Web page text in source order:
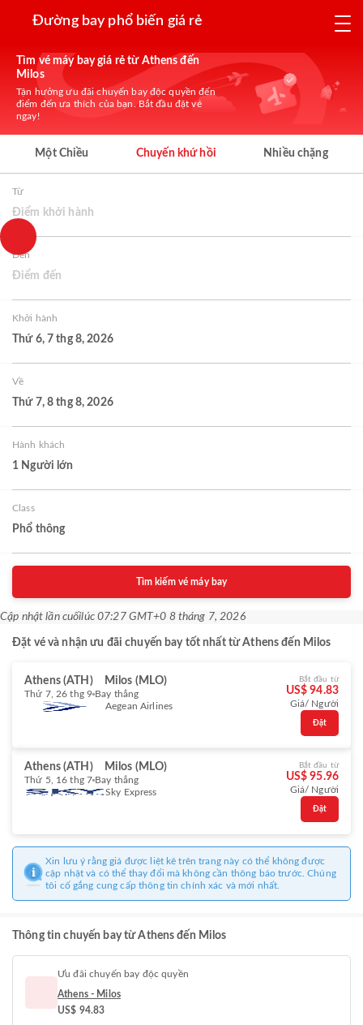
Đường bay phổ biến giá rẻ
Tìm vé máy bay giá rẻ từ Athens đến
Milos
Tận hưởng ưu đãi chuyến bay độc quyền đến
điểm đến ưa thích của bạn. Bắt đầu đặt vé
ngay!
Một Chiều Chuyến khứ hồi Nhiều chặng
Từ
Điểm khởi hành
Đến
Điểm đến
Khởi hành
Thứ 6, 7 thg 8, 2026
Về
Thứ 7, 8 thg 8, 2026
Hành khách
1 Người lớn
Class
Phổ thông
Tìm kiếm vé máy bay
Cập nhật lần cuốilúc 07:27 GMT+0 8 tháng 7, 2026
Đặt vé và nhận ưu đãi chuyến bay tốt nhất từ Athens đến Milos
Athens (ATH) Milos (MLO)
Thứ 7, 26 thg 9 Bay thẳng
Aegean Airlines
Bắt đầu từ
US$ 94.83
Giá/ Người
Đặt
Athens (ATH) Milos (MLO)
Thứ 5, 16 thg 7 Bay thẳng
Sky Express
Bắt đầu từ
US$ 95.96
Giá/ Người
Đặt
Xin lưu ý rằng giá được liệt kê trên trang này có thể không được
cập nhật và có thể thay đổi mà không cần thông báo trước. Chúng
tôi cố gắng cung cấp thông tin chính xác và mới nhất.
Thông tin chuyến bay từ Athens đến Milos
Ưu đãi chuyến bay độc quyền
Athens - Milos
US$ 94.83